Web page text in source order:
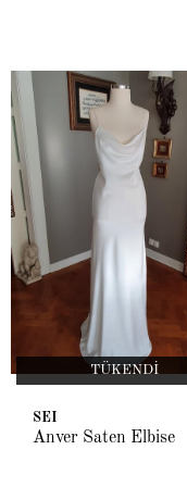
TÜKENDI
SEI
Anver Saten Elbise